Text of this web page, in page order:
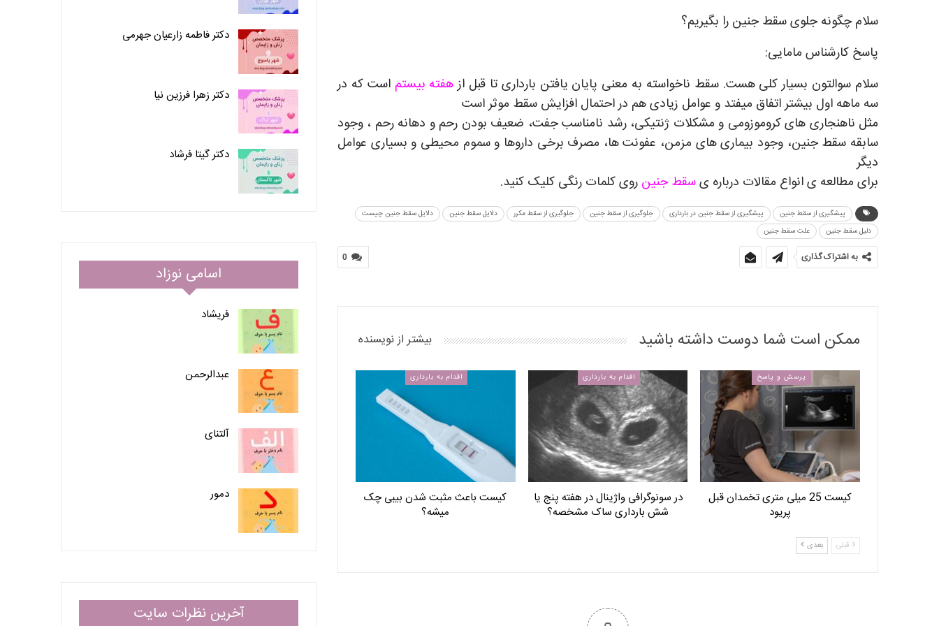
سلام چگونه جلوی سقط جنین را بگیریم؟
پاسخ کارشناس مامایی:
سلام سوالتون بسيار كلی هست. سقط ناخواسته به معنی پايان يافتن بارداری تا قبل ازهفته بيستم است كه در
سه ماهه اول بيشتر اتفاق ميفتد و عوامل زيادی هم در احتمال افزايش سقط موثر است
مثل ناهنجاری های كروموزومی و مشكلات ژنتيكی، رشد نامناسب جفت، ضعيف بودن رحم و دهانه رحم ، وجود
سابقه سقط جنين، وجود بيماری های مزمن، عفونت ها، مصرف برخی داروها و سموم محيطی و بسياری عوامل
دیگر
برای مطالعه ی انواع مقالات درباره یسقط جنین روی کلمات رنگی کلیک کنید.
پیشگیری از سقط جنین پیشگیری از سقط جنین در بارداری جلوگیری از سقط جنین جلوگیری از سقط مکرر دلایل سقط جنین
دلایل سقط جنین چیست
دلیل سقط جنین
علت سقط جنین
0 به اشتراک گذاری
ممکن است شما دوست داشته باشید بیشتر از نویسنده
پرسش و پاسخ
کیست 25 میلی متری تخمدان قبل
پریود
اقدام به بارداری
در سونوگرافی واژینال در هفته پنج یا
شش بارداری ساک مشخصه؟
اقدام به بارداری
کیست باعث مثبت شدن بیبی چک
میشه؟
قبلی بعدی
دکتر فاطمه زارعیان جهرمی
دکتر زهرا فرزین نیا
دکتر گیتا فرشاد
اسامی نوزاد
فریشاد
عبدالرحمن
آلتنای
دمور
آخرین نظرات سایت